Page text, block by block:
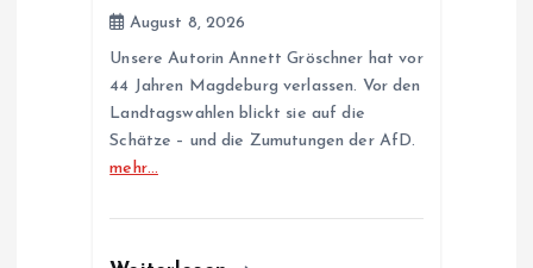
August 8, 2026
Unsere Autorin Annett Gröschner hat vor
44 Jahren Magdeburg verlassen. Vor den
Landtagswahlen blickt sie auf die
Schätze – und die Zumutungen der AfD.
mehr…